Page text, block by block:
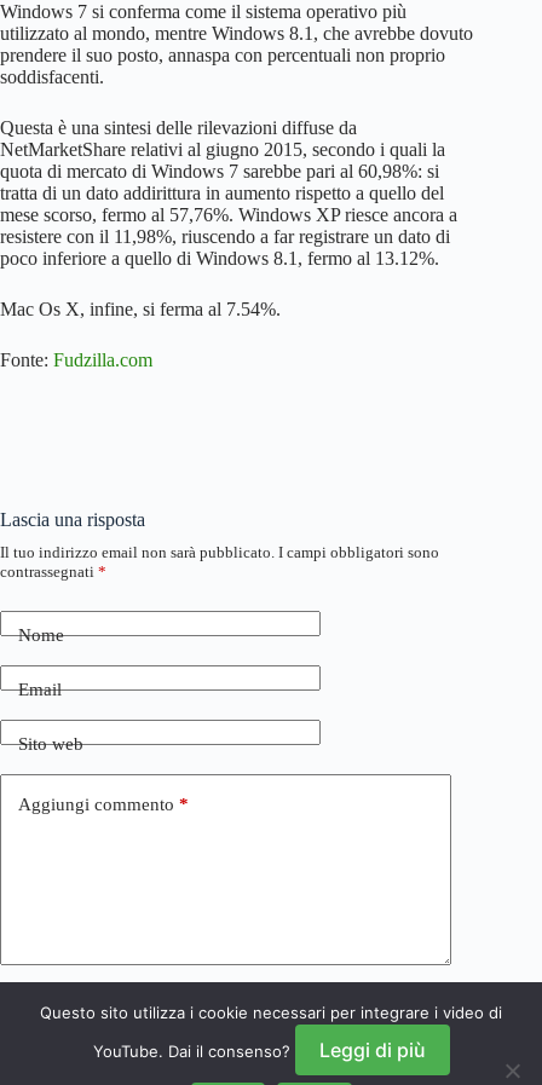
Windows 7 si conferma come il sistema operativo più
utilizzato al mondo, mentre Windows 8.1, che avrebbe dovuto
prendere il suo posto, annaspa con percentuali non proprio
soddisfacenti.
Questa è una sintesi delle rilevazioni diffuse da
NetMarketShare relativi al giugno 2015, secondo i quali la
quota di mercato di Windows 7 sarebbe pari al 60,98%: si
tratta di un dato addirittura in aumento rispetto a quello del
mese scorso, fermo al 57,76%. Windows XP riesce ancora a
resistere con il 11,98%, riuscendo a far registrare un dato di
poco inferiore a quello di Windows 8.1, fermo al 13.12%.
Mac Os X, infine, si ferma al 7.54%.
Fonte: Fudzilla.com
Lascia una risposta
Il tuo indirizzo email non sarà pubblicato. I campi obbligatori sono
contrassegnati *
Nome
Email
Sito web
Aggiungi commento *
Invia commento
Questo sito utilizza i cookie necessari per integrare i video di
YouTube. Dai il consenso?
Leggi di più